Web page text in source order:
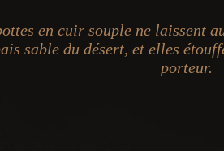
en cuir souple ne laissent
sable du désert, et elles
porteur.